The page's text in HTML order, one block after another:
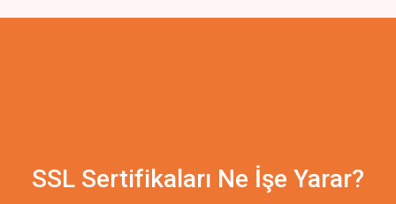
SSL Sertifikaları Ne İşe Yarar?